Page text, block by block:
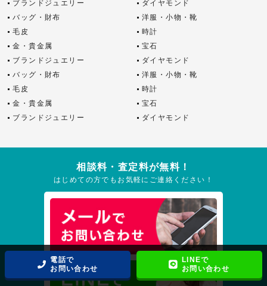
ブランドジュエリー
ダイヤモンド
バッグ・財布
洋服・小物・靴
毛皮
時計
金・貴金属
宝石
ブランドジュエリー
ダイヤモンド
バッグ・財布
洋服・小物・靴
毛皮
時計
金・貴金属
宝石
ブランドジュエリー
ダイヤモンド
相談料・査定料が無料！
はじめての方でもお気軽にご連絡ください！
電話で
お問い合わせ
LINEで
お問い合わせ